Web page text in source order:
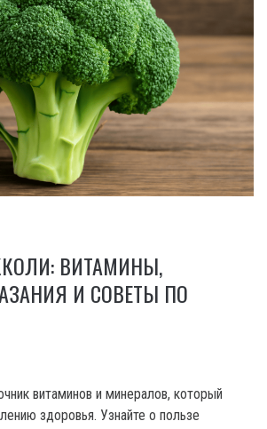
ВИТАМИНЫ,
И СОВЕТЫ ПО
витаминов и минералов, который
здоровья. Узнайте о пользе